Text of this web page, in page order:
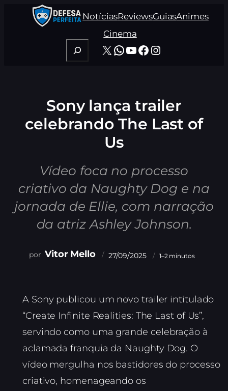
NotíciasReviewsGuiasAnimes
Cinema
Pesquisar
X WhatsApp
Youtube
Facebook
Instagram
Sony lança trailer
celebrando The Last of
Us
Vídeo foca no processo
criativo da Naughty Dog e na
jornada de Ellie, com narração
da atriz Ashley Johnson.
Vitor Mello 27/09/2025 1–2 minutos
A Sony publicou um novo trailer intitulado
“Create Infinite Realities: The Last of Us”,
servindo como uma grande celebração à
aclamada franquia da Naughty Dog. O
vídeo mergulha nos bastidores do processo
criativo, homenageando os